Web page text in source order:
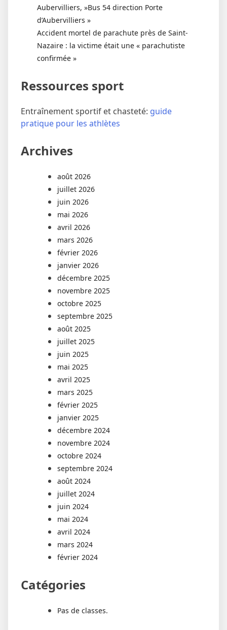
Aubervilliers, »Bus 54 direction Porte
d’Aubervilliers »
Accident mortel de parachute près de Saint-
Nazaire : la victime était une « parachutiste
confirmée »
Ressources sport
Entraînement sportif et chasteté: guide
pratique pour les athlètes
Archives
août 2026
juillet 2026
juin 2026
mai 2026
avril 2026
mars 2026
février 2026
janvier 2026
décembre 2025
novembre 2025
octobre 2025
septembre 2025
août 2025
juillet 2025
juin 2025
mai 2025
avril 2025
mars 2025
février 2025
janvier 2025
décembre 2024
novembre 2024
octobre 2024
septembre 2024
août 2024
juillet 2024
juin 2024
mai 2024
avril 2024
mars 2024
février 2024
Catégories
Pas de classes.